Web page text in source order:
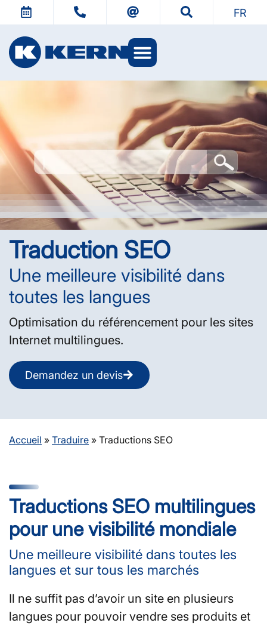
FR
Traduction SEO
Une meilleure visibilité dans
toutes les langues
Optimisation du référencement pour les sites
Internet multilingues.
Demandez un devis
Accueil » Traduire » Traductions SEO
Traductions SEO multilingues
pour une visibilité mondiale
Une meilleure visibilité dans toutes les
langues et sur tous les marchés
Il ne suffit pas d’avoir un site en plusieurs
langues pour pouvoir vendre ses produits et